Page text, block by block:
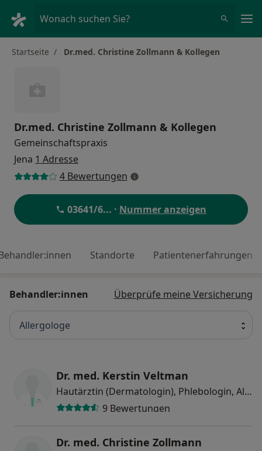
Wonach suchen Sie?
Startseite Dr.med. Christine Zollmann & Kollegen
Dr.med. Christine Zollmann & Kollegen
Gemeinschaftspraxis
Jena 1 Adresse
4 Bewertungen
03641/6... · Nummer anzeigen
Standorte Patientenerfahrungen
Behandler:innen Überprüfe meine Versicherung
Allergologe
Dr. med. Kerstin Veltman
Hautärztin (Dermatologin), Phlebologin, Allergologin
9 Bewertungen
Dr. med. Christine Zollmann